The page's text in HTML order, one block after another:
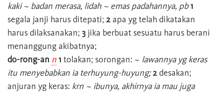
kaki ~ badan merasa, lidah ~ emas padahannya, pb1
segala janji harus ditepati; 2apa yg telah dikatakan
harus dilaksanakan; 3 jika berbuat sesuatu harus berani
menanggung akibatnya;
do-rong-an n1 tolakan; sorongan: ~ lawannya yg keras
itu menyebabkan ia terhuyung-huyung;2desakan;
anjuran yg keras: krn ~ ibunya, akhirnya ia mau juga